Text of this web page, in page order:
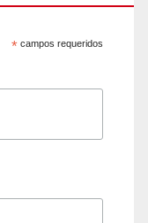
* campos requeridos